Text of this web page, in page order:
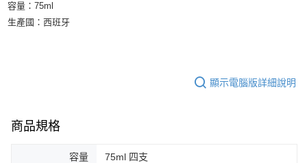
容量：75ml
生產國：西班牙
顯示電腦版詳細說明
商品規格
容量 75ml 四支